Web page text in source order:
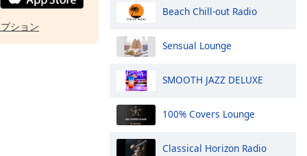
ション
Beach Chill-out Radio
Sensual Lounge
SMOOTH JAZZ DELUXE
100% Covers Lounge
Classical Horizon Radio